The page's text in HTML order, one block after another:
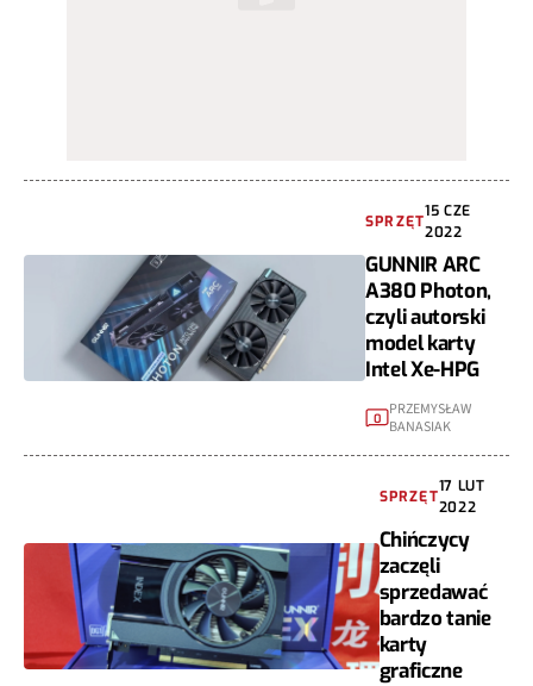
SPRZĘT
15 CZE
2022
GUNNIR ARC
A380 Photon,
czyli autorski
model karty
Intel Xe-HPG
0
PRZEMYSŁAW
BANASIAK
SPRZĘT
17 LUT
2022
Chińczycy
zaczęli
sprzedawać
bardzo tanie
karty
graficzne